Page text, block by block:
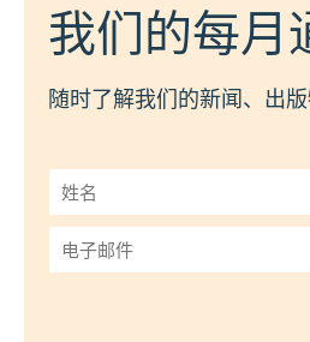
我们的每月
随时了解我们的新闻、出版
姓
名
*
子